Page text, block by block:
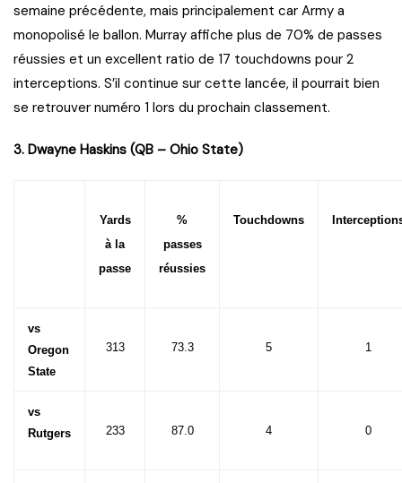
semaine précédente, mais principalement car Army a
monopolisé le ballon. Murray affiche plus de 70% de passes
réussies et un excellent ratio de 17 touchdowns pour 2
interceptions. S’il continue sur cette lancée, il pourrait bien
se retrouver numéro 1 lors du prochain classement.
3. Dwayne Haskins (QB – Ohio State)
Yards
à la
passe
%
passes
réussies
Touchdowns
vs
Oregon
State
313 73.3 5 1
vs
Rutgers
233 87.0 4 0